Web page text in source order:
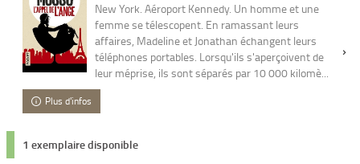
New York. Aéroport Kennedy. Un homme et une
femme se télescopent. En ramassant leurs
affaires, Madeline et Jonathan échangent leurs
téléphones portables. Lorsqu'ils s'aperçoivent de
leur méprise, ils sont séparés par 10 000 kilomè...
Plus d'infos
1 exemplaire disponible